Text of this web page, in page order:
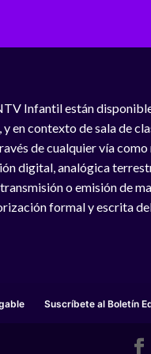
Infantil están
en contexto de sala de
de cualquier vía
digital, analógica
o emisión de
formal y escrita
Suscríbete al Boletín